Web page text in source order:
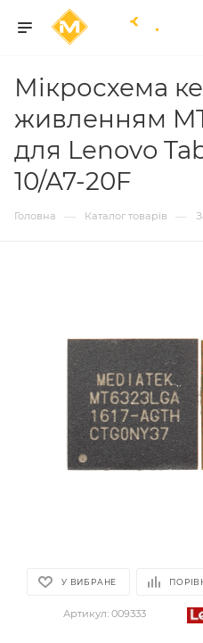
Мікросхема
живленням
для Lenovo
10/A7-20F
Головна — Каталог товарів —
У ВИБРАНЕ
Артикул: 009333